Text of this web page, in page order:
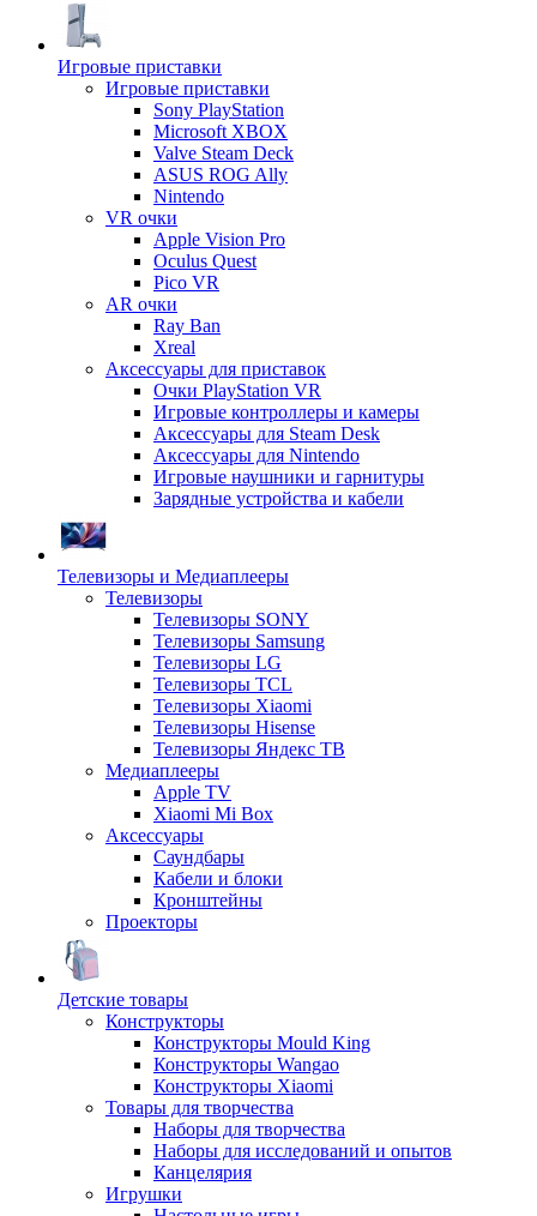
Игровые приставки
Игровые приставки
Sony PlayStation
Microsoft XBOX
Valve Steam Deck
ASUS ROG Ally
Nintendo
VR очки
Apple Vision Pro
Oculus Quest
Pico VR
AR очки
Ray Ban
Xreal
Аксессуары для приставок
Очки PlayStation VR
Игровые контроллеры и камеры
Аксессуары для Steam Desk
Аксессуары для Nintendo
Игровые наушники и гарнитуры
Зарядные устройства и кабели
Телевизоры и Медиаплееры
Телевизоры
Телевизоры SONY
Телевизоры Samsung
Телевизоры LG
Телевизоры TCL
Телевизоры Xiaomi
Телевизоры Hisense
Телевизоры Яндекс ТВ
Медиаплееры
Apple TV
Xiaomi Mi Box
Аксессуары
Саундбары
Кабели и блоки
Кронштейны
Проекторы
Детские товары
Конструкторы
Конструкторы Mould King
Конструкторы Wangao
Конструкторы Xiaomi
Товары для творчества
Наборы для творчества
Наборы для исследований и опытов
Канцелярия
Игрушки